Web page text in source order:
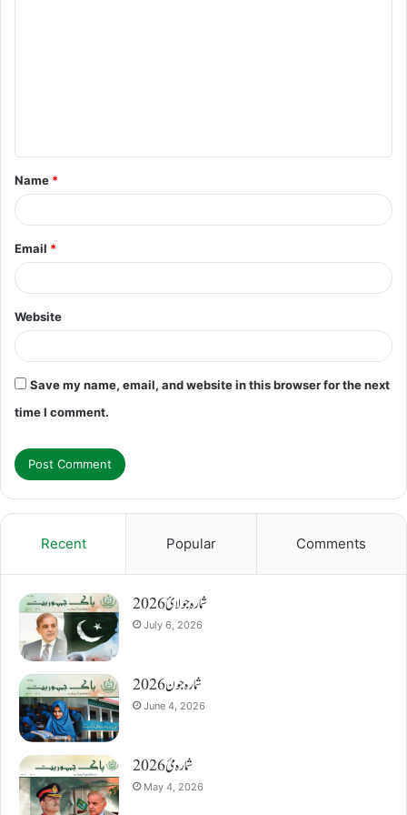
t
*
Name *
Email *
Website
Save my name, email, and website in this browser for the next
time I comment.
Recent Popular Comments
شمارہ جولائ 2026
July 6, 2026
شمارہ جون 2026
June 4, 2026
شمارہ مئ 2026
May 4, 2026